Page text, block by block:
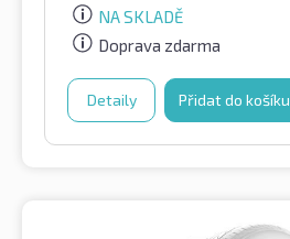
NA SKLADĚ
Doprava zdarma
Detaily Přidat do košíku